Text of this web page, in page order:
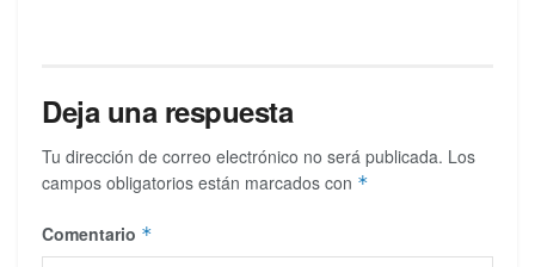
Deja una respuesta
Tu dirección de correo electrónico no será publicada. Los
campos obligatorios están marcados con *
Comentario *